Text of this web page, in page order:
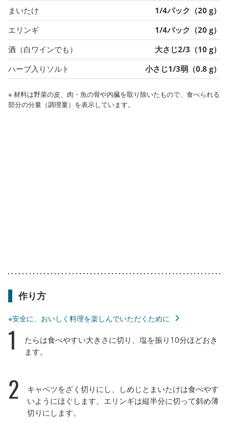
まいたけ
1/4パック（20 g）
エリンギ
1/4パック（20 g）
酒（白ワインでも）
大さじ2/3（10 g）
ハーブ入りソルト
小さじ1/3弱（0.8 g）
※ 材料は野菜の皮、肉・魚の骨や内臓を取り除いたもので、食べられる
部分の分量（調理量）を表示しています。
作り方
※安全に、おいしく料理を楽しんでいただくために
1
たらは食べやすい大きさに切り、塩を振り10分ほどおき
ます。
2
キャベツをざく切りにし、しめじとまいたけは食べやす
いようにほぐします。エリンギは縦半分に切って斜め薄
切りにします。